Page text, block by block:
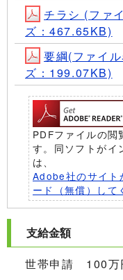
チラシ (ファ
ズ：467.65KB)
要綱(ファイ
ズ：199.07KB)
PDFファイルの
す。同ソフトがイ
は、
Adobe社のサイ
ード（無償）して
支給金額
世帯申請 100万